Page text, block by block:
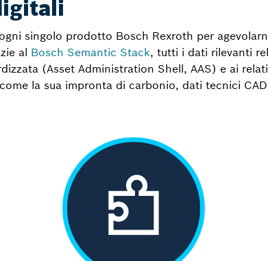
singolo prodotto Bosch Rexroth per
al Bosch Semantic Stack, tutti i dati rilevanti
(Asset Administration Shell, AAS) e ai
la sua impronta di carbonio, dati tecnici